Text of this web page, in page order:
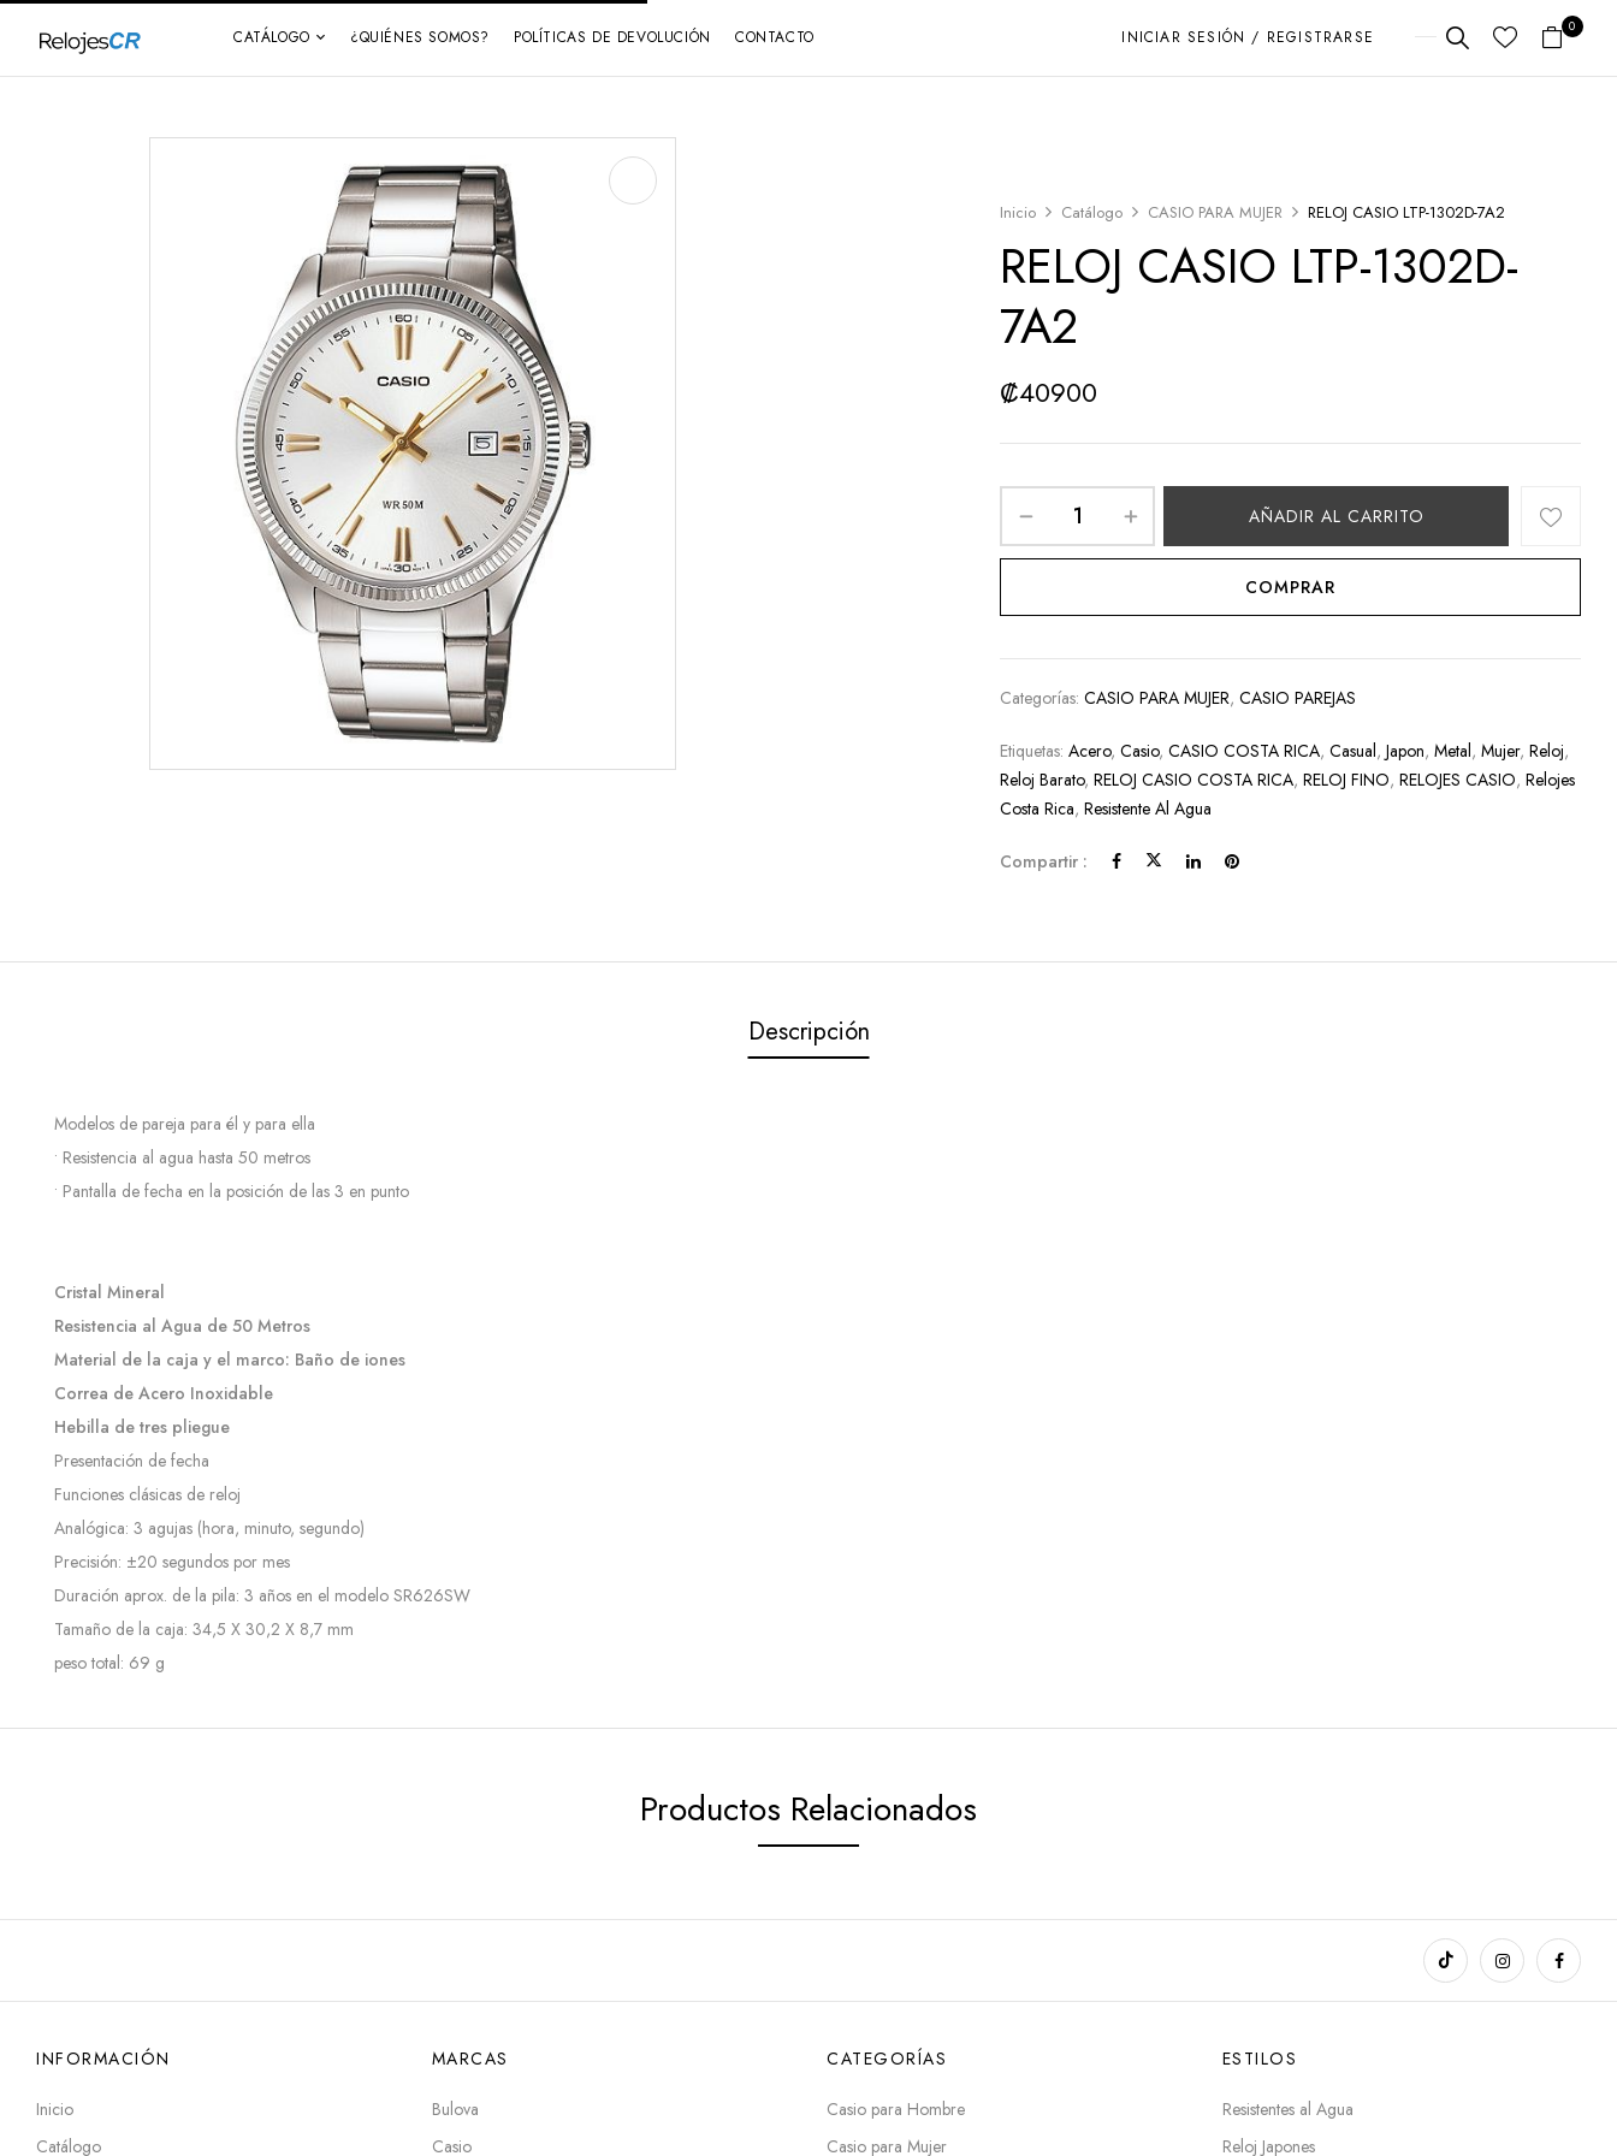
CATÁLOGO ¿QUIÉNES SOMOS? POLÍTICAS DE DEVOLUCIÓN CONTACTO INICIAR SESIÓN / REGISTRARSE
0
Inicio Catálogo CASIO PARA MUJER RELOJ CASIO LTP-1302D-7A2
RELOJ CASIO LTP-1302D-
7A2
₡40900
AÑADIR AL CARRITO
COMPRAR
Categorías:CASIO PARA MUJER,CASIO PAREJAS
Etiquetas:Acero,Casio,CASIO COSTA RICA,Casual,Japon,Metal,Mujer,Reloj,
Reloj Barato,RELOJ CASIO COSTA RICA,RELOJ FINO,RELOJES CASIO,Relojes
Costa Rica,Resistente Al Agua
Compartir :
Descripción
Modelos de pareja para él y para ella
• Resistencia al agua hasta 50 metros
• Pantalla de fecha en la posición de las 3 en punto
Cristal Mineral
Resistencia al Agua de 50 Metros
Material de la caja y el marco: Baño de iones
Correa de Acero Inoxidable
Hebilla de tres pliegue
Presentación de fecha
Funciones clásicas de reloj
Analógica: 3 agujas (hora, minuto, segundo)
Precisión: ±20 segundos por mes
Duración aprox. de la pila: 3 años en el modelo SR626SW
Tamaño de la caja: 34,5 X 30,2 X 8,7 mm
peso total: 69 g
Productos Relacionados
INFORMACIÓN
Inicio
Catálogo
MARCAS
Bulova
Casio
CATEGORÍAS
Casio para Hombre
Casio para Mujer
ESTILOS
Resistentes al Agua
Reloj Japones